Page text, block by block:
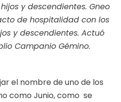
y descendientes. Gneo
de hospitalidad con los
y descendientes. Actuó
Campanio Gémino.
el nombre de uno de los
como Junio, como se